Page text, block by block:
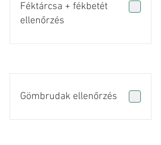
Féktárcsa + fékbetét
ellenőrzés
Gömbrudak ellenőrzés